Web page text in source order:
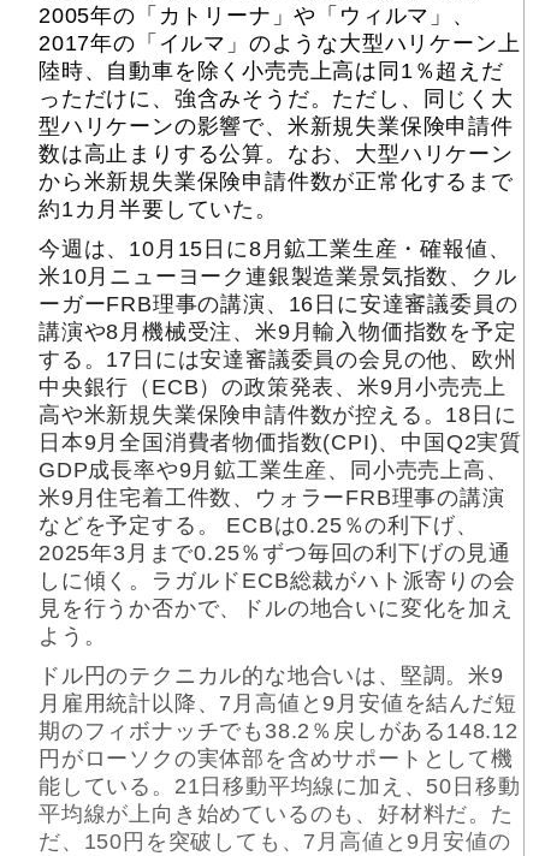
2005年の「カトリーナ」や「ウィルマ」、
2017年の「イルマ」のような大型ハリケーン上
陸時、自動車を除く小売売上高は同1％超えだ
っただけに、強含みそうだ。ただし、同じく大
型ハリケーンの影響で、米新規失業保険申請件
数は高止まりする公算。なお、大型ハリケーン
から米新規失業保険申請件数が正常化するまで
約1カ月半要していた。
今週は、10月15日に8月鉱工業生産・確報値、
米10月ニューヨーク連銀製造業景気指数、クル
ーガーFRB理事の講演、16日に安達審議委員の
講演や8月機械受注、米9月輸入物価指数を予定
する。17日には安達審議委員の会見の他、欧州
中央銀行（ECB）の政策発表、米9月小売売上
高や米新規失業保険申請件数が控える。18日に
日本9月全国消費者物価指数(CPI)、中国Q2実質
GDP成長率や9月鉱工業生産、同小売売上高、
米9月住宅着工件数、ウォラーFRB理事の講演
などを予定する。 ECBは0.25％の利下げ、
2025年3月まで0.25％ずつ毎回の利下げの見通
しに傾く。ラガルドECB総裁がハト派寄りの会
見を行うか否かで、ドルの地合いに変化を加え
よう。
ドル円のテクニカル的な地合いは、堅調。米9
月雇用統計以降、7月高値と9月安値を結んだ短
期のフィボナッチでも38.2％戻しがある148.12
円がローソクの実体部を含めサポートとして機
能している。21日移動平均線に加え、50日移動
平均線が上向き始めているのも、好材料だ。た
だ、150円を突破しても、7月高値と9月安値の